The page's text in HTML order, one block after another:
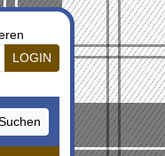
LOGIN